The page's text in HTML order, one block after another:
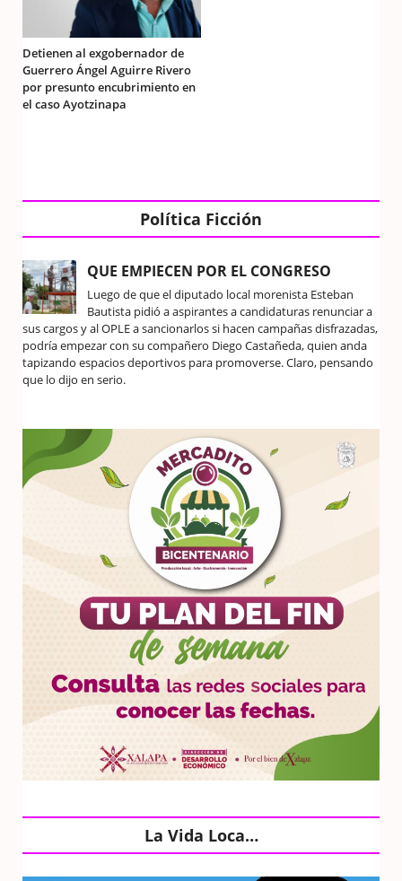
Detienen al exgobernador de
Guerrero Ángel Aguirre Rivero
por presunto encubrimiento en
el caso Ayotzinapa
Política Ficción
QUE EMPIECEN POR EL CONGRESO
Luego de que el diputado local morenista Esteban
Bautista pidió a aspirantes a candidaturas renunciar a
sus cargos y al OPLE a sancionarlos si hacen campañas disfrazadas,
podría empezar con su compañero Diego Castañeda, quien anda
tapizando espacios deportivos para promoverse. Claro, pensando
que lo dijo en serio.
La Vida Loca…